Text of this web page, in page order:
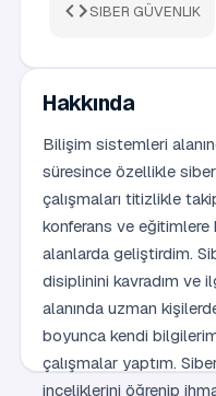
SIBER GÜVENLIK
Hakkında
Bilişim sistemleri
süresince özellikle
çalışmaları titizlikle
konferans ve eğitimlere
alanlarda geliştirdim.
disiplinini kavradım ve
alanında uzman
boyunca kendi
çalışmalar yaptım.
inceliklerini öğrenip